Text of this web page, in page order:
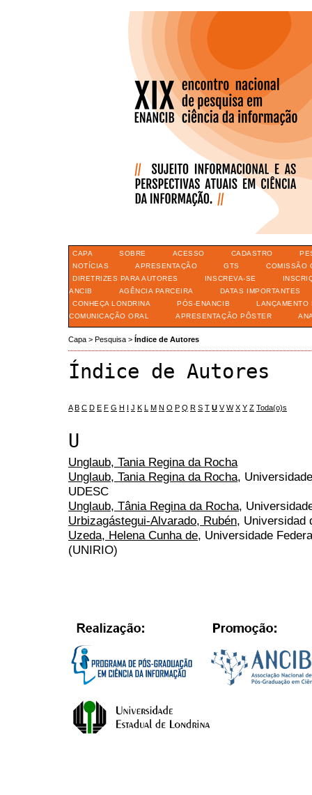
CAPA SOBRE ACESSO CADASTRO
NOTÍCIAS
APRESENTAÇÃO GTS
COMISSÃO
DIRETRIZES PARA AUTORES
INSCREVA-SE
ANCIB
AGÊNCIA PARCEIRA
DATAS IMPORTANTES
CONHEÇA LONDRINA
PÓS-ENANCIB
LANÇAMENTO
COMUNICAÇÃO ORAL
APRESENTAÇÃO PÔSTER
Capa > Pesquisa > Índice de Autores
Índice de Autores
A B C D E F G H I J K L M N O P Q R S T U V W X Y Z Toda(o)s
U
Unglaub, Tania Regina da Rocha
Unglaub, Tania Regina da Rocha,
UDESC
Unglaub, Tânia Regina da Rocha,
Urbizagástegui-Alvarado, Rubén, Universidad
Uzeda, Helena Cunha de, Universidade
(UNIRIO)